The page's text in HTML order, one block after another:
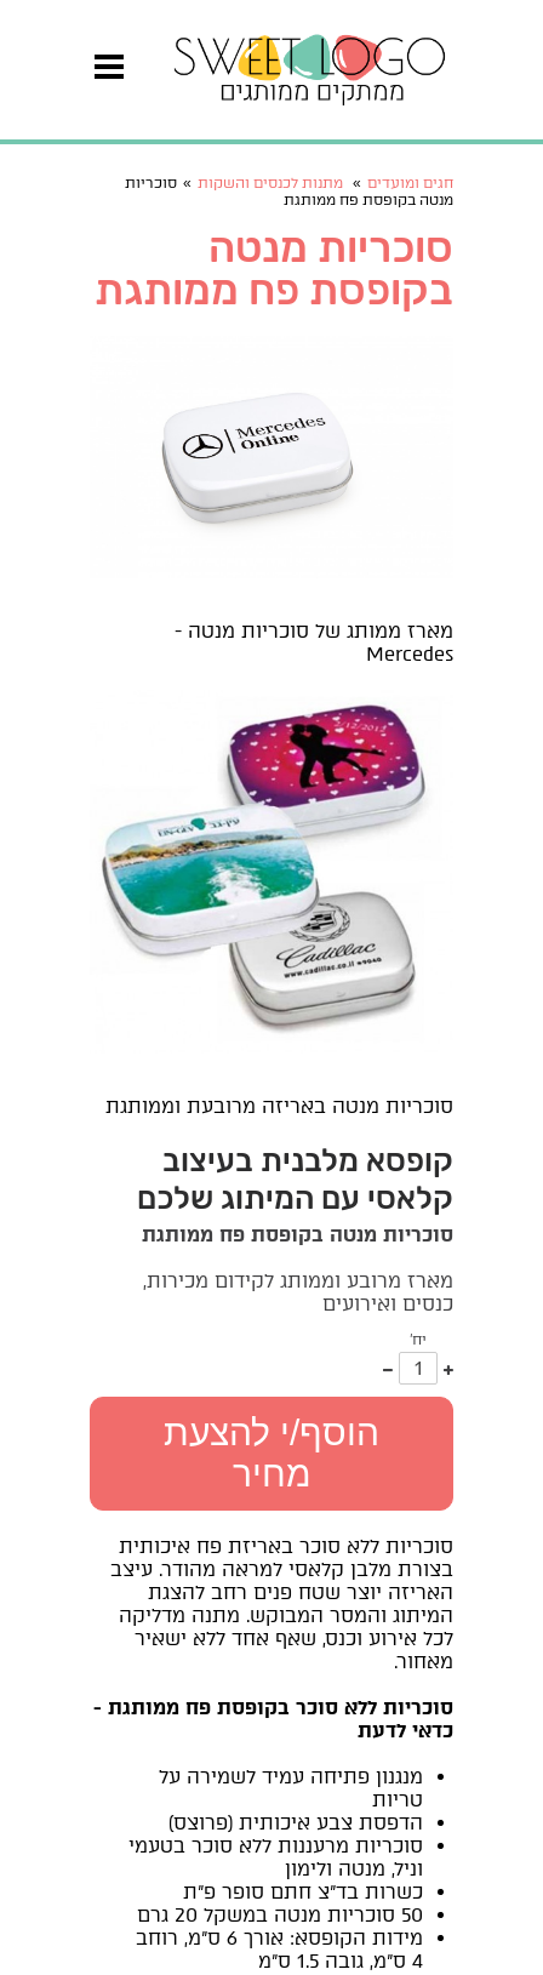
חגים ומועדים » מתנות לכנסים והשקות » סוכריות
מנטה בקופסת פח ממותגת
סוכריות מנטה
בקופסת פח ממותגת
מארז ממותג של סוכריות מנטה -
Mercedes
סוכריות מנטה באריזה מרובעת וממותגת
קופסא מלבנית בעיצוב
קלאסי עם המיתוג שלכם
סוכריות מנטה בקופסת פח ממותגת
מארז מרובע וממותג לקידום מכירות,
כנסים ואירועים
יח'
עוד
אחד
הוסף/י להצעת
מחיר
סוכריות ללא סוכר באריזת פח איכותית
בצורת מלבן קלאסי למראה מהודר. עיצב
האריזה יוצר שטח פנים רחב להצגת
המיתוג והמסר המבוקש. מתנה מדליקה
לכל אירוע וכנס, שאף אחד ללא ישאיר
מאחור.
סוכריות ללא סוכר בקופסת פח ממותגת -
כדאי לדעת
מנגנון פתיחה עמיד לשמירה על
טריות
הדפסת צבע איכותית (פרוצס)
סוכריות מרעננות ללא סוכר בטעמי
וניל, מנטה ולימון
כשרות בד"צ חתם סופר פ"ת
50 סוכריות מנטה במשקל 20 גרם
מידות הקופסא:
אורך 6 ס"מ, רוחב
4 ס"מ, גובה 1.5 ס"מ